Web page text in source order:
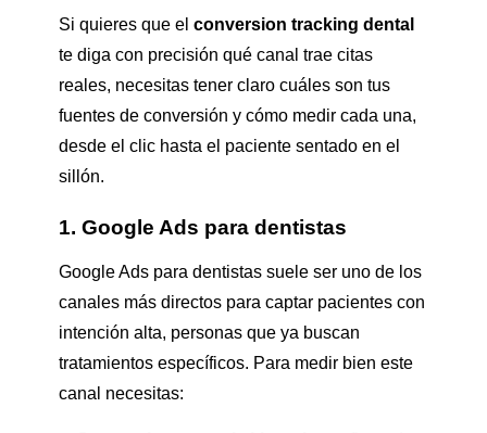
Si quieres que el conversion tracking dental
te diga con precisión qué canal trae citas
reales, necesitas tener claro cuáles son tus
fuentes de conversión y cómo medir cada una,
desde el clic hasta el paciente sentado en el
sillón.
1. Google Ads para dentistas
Google Ads para dentistas suele ser uno de los
canales más directos para captar pacientes con
intención alta, personas que ya buscan
tratamientos específicos. Para medir bien este
canal necesitas: